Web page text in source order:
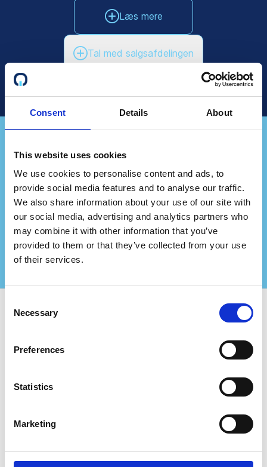
Consent Details About
This website uses cookies
We use cookies to personalise content and ads, to
provide social media features and to analyse our traffic.
We also share information about your use of our site with
our social media, advertising and analytics partners who
may combine it with other information that you’ve
provided to them or that they’ve collected from your use
of their services.
Selection
Necessary
Preferences
Statistics
Marketing
Læs mere
Tal med salgsafdelingen
Repræsenterer du et
konsulentfirma?
Indgå partnerskab med os og skab endnu større
værdi for dine certificerede kunder!
Kontakt os for mere information
Faktura/Regning